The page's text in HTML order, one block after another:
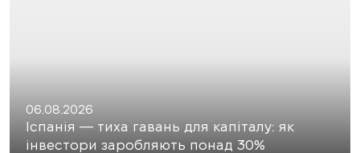
06.08.2026
Іспанія — тиха гавань для капіталу: як
інвестори заробляють понад 30%